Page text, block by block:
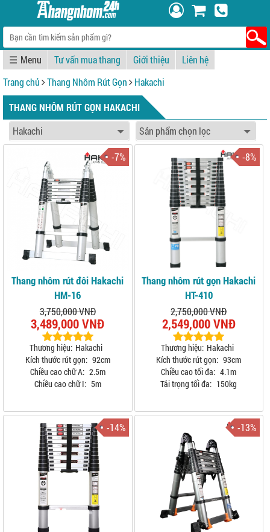
☰ Tư vấn mua thang Giới thiệu
Liên hệ
Trang chủ
Thang Nhôm Rút Gọn
Hakachi
THANG NHÔM RÚT GỌN HAKACHI
-7%
Thang nhôm rút đôi Hakachi
HM-16
3,750,000 VNĐ
3,489,000 VNĐ
Thương hiệu: Hakachi
Kích thước rút gọn: 92cm
Chiều cao chữ A: 2.5m
Chiều cao chữ I: 5m
-8%
Thang nhôm rút gọn Hakachi
HT-410
2,750,000 VNĐ
2,549,000 VNĐ
Thương hiệu: Hakachi
Kích thước rút gọn: 93cm
Chiều cao tối đa: 4.1m
Tải trọng tối đa: 150kg
-14% -13%